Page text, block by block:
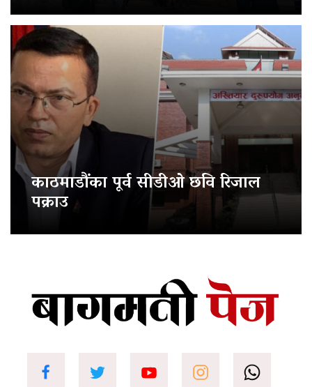
काठमाडौंका पूर्व सीडीओ छवि रिजाल
पक्राउ